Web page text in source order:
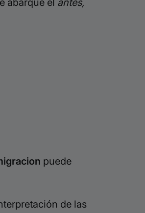
abarque el antes,
puede
de las